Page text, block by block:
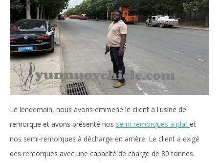
Le lendemain, nous avons emmené le client à l'usine de
remorque et avons présenté nos semi-remorques à plat et
nos semi-remorques à décharge en arrière. Le client a exigé
des remorques avec une capacité de charge de 80 tonnes.